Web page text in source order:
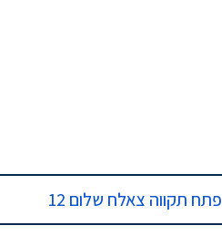
פתח תקווה צאלח שלום 12